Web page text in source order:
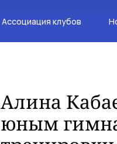
Ассоциация клубов
Алина
юным